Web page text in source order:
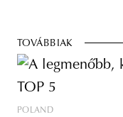
TOVÁBBIAK
POLAND